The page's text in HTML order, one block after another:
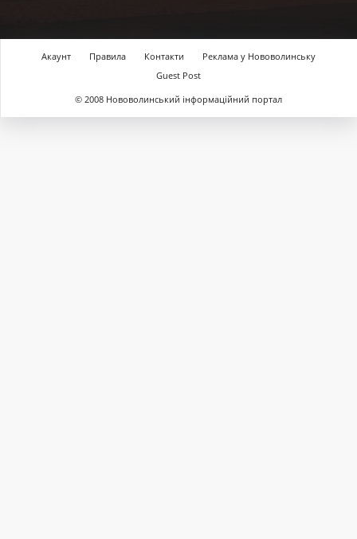
Акаунт Правила Контакти
Реклама у Нововолинську
Guest Post
© 2008 Нововолинський інформаційний портал